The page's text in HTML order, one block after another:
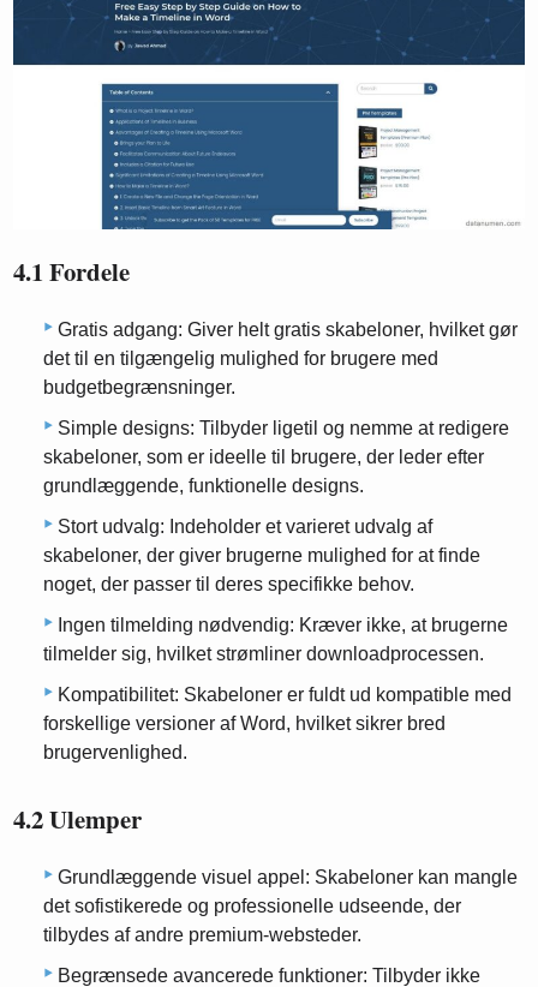
4.1 Fordele
Gratis adgang: Giver helt gratis skabeloner, hvilket gør
det til en tilgængelig mulighed for brugere med
budgetbegrænsninger.
Simple designs: Tilbyder ligetil og nemme at redigere
skabeloner, som er ideelle til brugere, der leder efter
grundlæggende, funktionelle designs.
Stort udvalg: Indeholder et varieret udvalg af
skabeloner, der giver brugerne mulighed for at finde
noget, der passer til deres specifikke behov.
Ingen tilmelding nødvendig: Kræver ikke, at brugerne
tilmelder sig, hvilket strømliner downloadprocessen.
Kompatibilitet: Skabeloner er fuldt ud kompatible med
forskellige versioner af Word, hvilket sikrer bred
brugervenlighed.
4.2 Ulemper
Grundlæggende visuel appel: Skabeloner kan mangle
det sofistikerede og professionelle udseende, der
tilbydes af andre premium-websteder.
Begrænsede avancerede funktioner: Tilbyder ikke